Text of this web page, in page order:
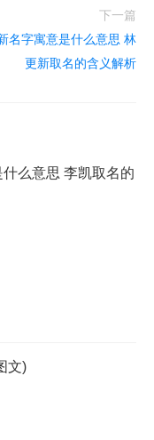
下一篇
名字寓意是什么意思 林
更新取名的含义解析
么意思 李凯取名的
文)